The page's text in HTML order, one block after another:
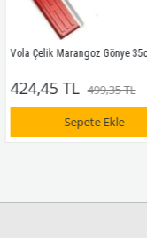
Vola Çelik Marangoz Gönye 35cm
424,45 TL 499,35 TL
Sepete Ekle